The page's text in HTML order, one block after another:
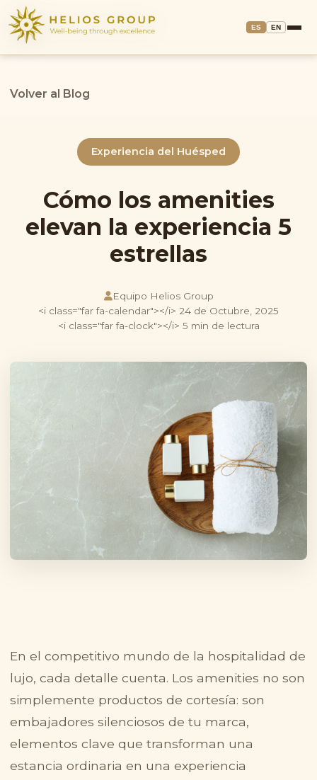
ES EN
Volver al Blog
Experiencia del Huésped
Cómo los amenities
elevan la experiencia 5
estrellas
Equipo Helios Group
<i class="far fa-calendar"></i> 24 de Octubre, 2025
<i class="far fa-clock"></i> 5 min de lectura
En el competitivo mundo de la hospitalidad de
lujo, cada detalle cuenta. Los amenities no son
simplemente productos de cortesía: son
embajadores silenciosos de tu marca,
elementos clave que transforman una
estancia ordinaria en una experiencia